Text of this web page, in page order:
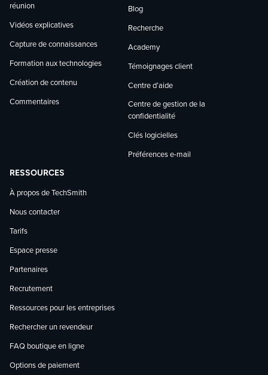
réunion
Vidéos explicatives
Capture de connaissances
Formation aux technologies
Création de contenu
Commentaires
Blog
Recherche
Academy
Témoignages client
Centre d’aide
Centre de gestion de la
confidentialité
Clés logicielles
Préférences e-mail
RESSOURCES
À propos de TechSmith
Nous contacter
Tarifs
Espace presse
Partenaires
Recrutement
Ressources pour les entreprises
Rechercher un revendeur
FAQ boutique en ligne
Options de paiement